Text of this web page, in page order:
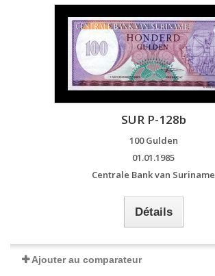
SUR P-128b
100 Gulden
01.01.1985
Centrale Bank van Suriname
Détails
Ajouter au comparateur